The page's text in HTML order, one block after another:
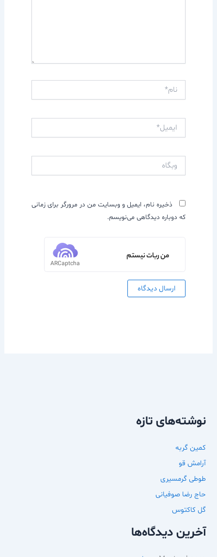
ذخیره نام، ایمیل و وبسایت من در مرورگر برای زمانی
که دوباره دیدگاهی می‌نویسم.
من ربات نیستم
ARCaptcha
نوشته‌های تازه
کمین گربه
آرامش قو
طوطی گرمسیری
حاج رضا صوفیانی
گل کاکتوس
آخرین دیدگاه‌ها